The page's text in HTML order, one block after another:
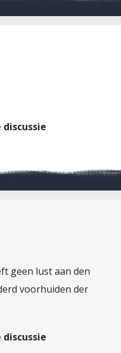
geen lust aan den
voorhuiden der